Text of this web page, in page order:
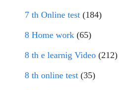
7 th Online test (184)
8 Home work (65)
8 th e learnig Video (212)
8 th online test (35)